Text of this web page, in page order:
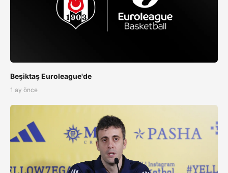
Beşiktaş Euroleague'de
1 ay önce